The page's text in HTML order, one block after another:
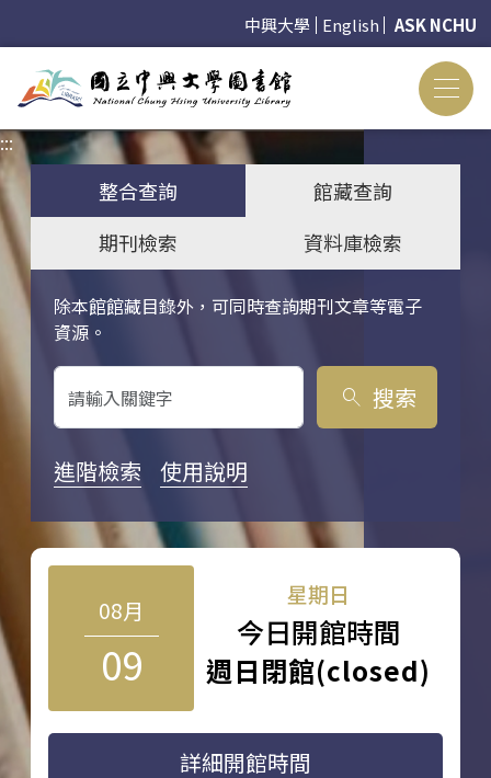
中興大學 English ASK NCHU
:::
整合查詢
館藏查詢
期刊檢索
資料庫檢索
除本館館藏目錄外，可同時查詢期刊文章等電子
資源。
關鍵字搜尋
search 搜索
進階檢索 使用說明
08月
09
星期日
今日開館時間
週日閉館(closed)
詳細開館時間